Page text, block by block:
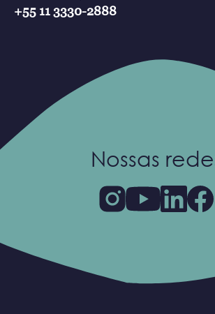
+55 11 3330-2888
Nossas